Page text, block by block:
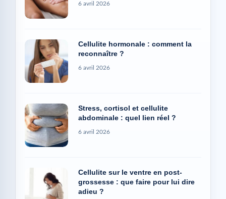
6 avril 2026
Cellulite hormonale : comment la
reconnaître ?
6 avril 2026
Stress, cortisol et cellulite
abdominale : quel lien réel ?
6 avril 2026
Cellulite sur le ventre en post-
grossesse : que faire pour lui dire
adieu ?